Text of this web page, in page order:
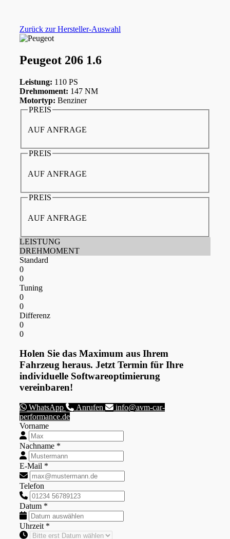
Zurück zur Hersteller-Auswahl
Peugeot 206 1.6
Leistung: 110 PS
Drehmoment: 147 NM
Motortyp: Benziner
PREIS
AUF ANFRAGE
PREIS
AUF ANFRAGE
PREIS
AUF ANFRAGE
LEISTUNG
DREHMOMENT
Standard
0
0
Tuning
0
0
Differenz
0
0
Holen Sie das Maximum aus Ihrem
Fahrzeug heraus. Jetzt Termin für Ihre
individuelle Softwareoptimierung
vereinbaren!
WhatsApp Anrufen
info@avm-car-
performance.de
Vorname
Nachname *
E-Mail *
Telefon
Datum *
Uhrzeit *